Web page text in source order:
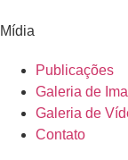
Mídia
Publicações
Galeria de
Galeria de
Contato